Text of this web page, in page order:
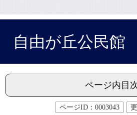
自由が丘公民
ページ内目
ページID：0003043